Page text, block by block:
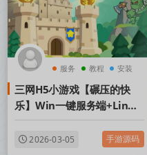
服务 教程 安装
三网H5小游戏【碾压的快
乐】Win一键服务端+Linux
手工服务端+视频架设教程
2026-03-05 手游源码